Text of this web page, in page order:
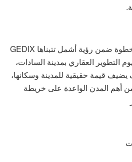
وأوضح أن المشروع يمثل خطوة ضمن رؤية أشمل تتبناها GEDIX
التطوير العقاري بمدينة السادات،
قيمة حقيقية للمدينة وسكانها،
أهم المدن الواعدة على خريطة